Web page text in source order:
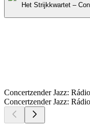
Het Strijkkwartet –
Concertzender Jazz:
Concertzender Jazz: